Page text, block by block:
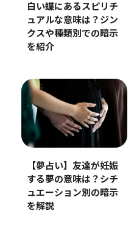
白い蝶にあるスピリチ
ュアルな意味は？ジン
クスや種類別での暗示
を紹介
【夢占い】友達が妊娠
する夢の意味は？シチ
ュエーション別の暗示
を解説